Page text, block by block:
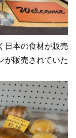
日本の食材が販売
が販売されていた